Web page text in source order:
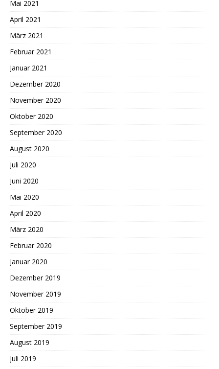
Mai 2021
April 2021
März 2021
Februar 2021
Januar 2021
Dezember 2020
November 2020
Oktober 2020
September 2020
August 2020
Juli 2020
Juni 2020
Mai 2020
April 2020
März 2020
Februar 2020
Januar 2020
Dezember 2019
November 2019
Oktober 2019
September 2019
August 2019
Juli 2019